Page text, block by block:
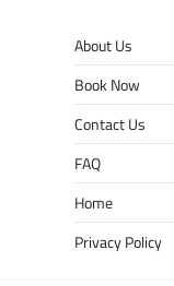
About Us
Book Now
Contact Us
FAQ
Home
Privacy Policy